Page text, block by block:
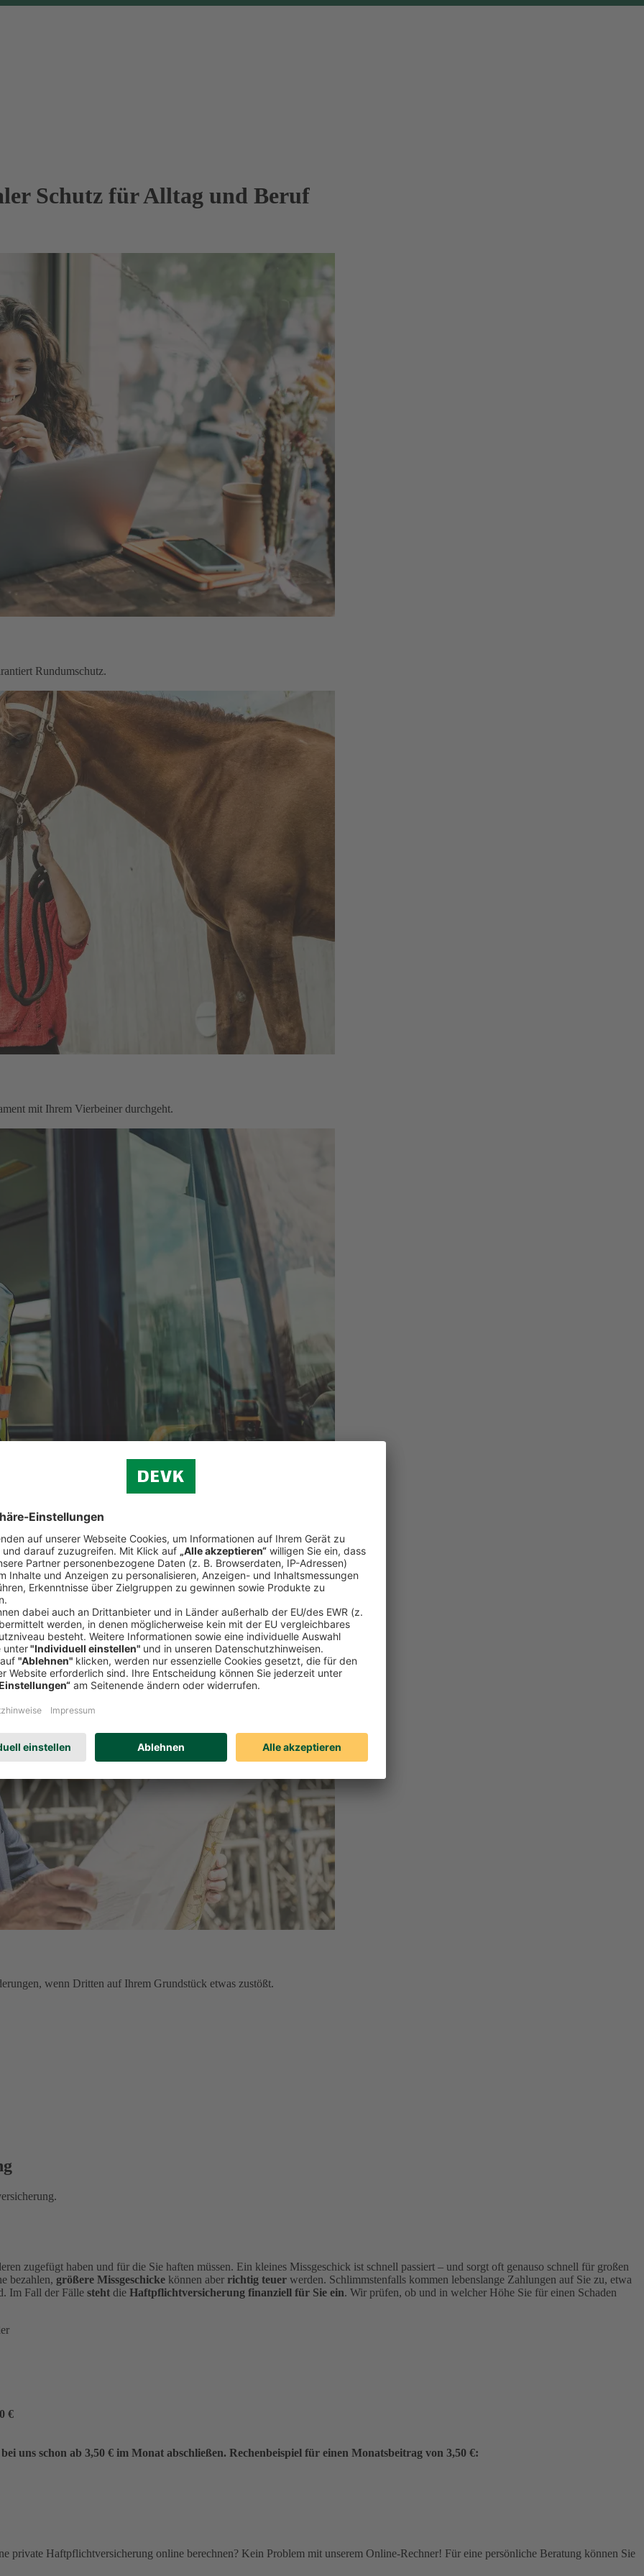
Schutz für Alltag und Beruf
Rundumschutz.
mit Ihrem Vierbeiner durchgeht.
Haftungsrisiken.
wenn Dritten auf Ihrem Grundstück etwas zustößt.
zugefügt haben und für die Sie haften müssen. Ein kleines Missgeschick ist schnell passiert – und sorgt oft genauso schnell für großen
bezahlen, größere Missgeschicke können aber richtig teuer werden. Schlimmstenfalls kommen lebenslange Zahlungen auf Sie zu, etwa
Im Fall der Fälle steht die Haftpflichtversicherung finanziell für Sie ein. Wir prüfen, ob und in welcher Höhe Sie für einen Schaden
€
uns schon ab 3,50 € im Monat abschließen. Rechenbeispiel für einen Monatsbeitrag von 3,50 €:
private Haftpflichtversicherung online berechnen? Kein Problem mit unserem Online-Rechner! Für eine persönliche Beratung können Sie